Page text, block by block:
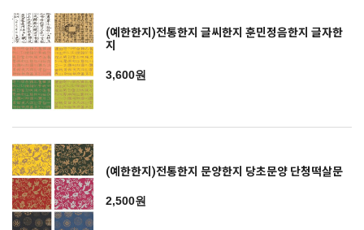
(예한한지)전통한지 글씨한지 훈민정음한지 글자한
지
3,600원
(예한한지)전통한지 문양한지 당초문양 단청떡살문
2,500원